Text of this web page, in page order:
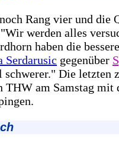
Rang vier und die
werden alles
haben die bessere
Serdarusic gegenüber
Die letzten
THW am Samstag mit